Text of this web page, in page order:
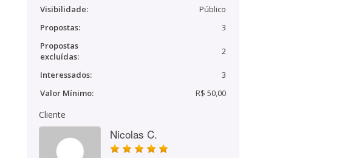
Visibilidade:
Público
Propostas:
3
Propostas
excluídas:
2
Interessados:
3
Valor Mínimo:
R$ 50,00
Cliente
Nicolas C.